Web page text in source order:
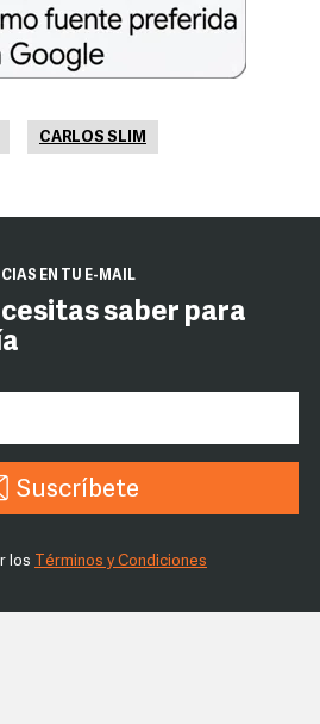
CARLOS SLIM
EN TU E-MAIL
saber para
Suscríbete
los Términos y Condiciones